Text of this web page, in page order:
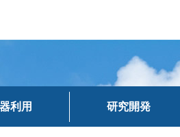
利用 研究開発